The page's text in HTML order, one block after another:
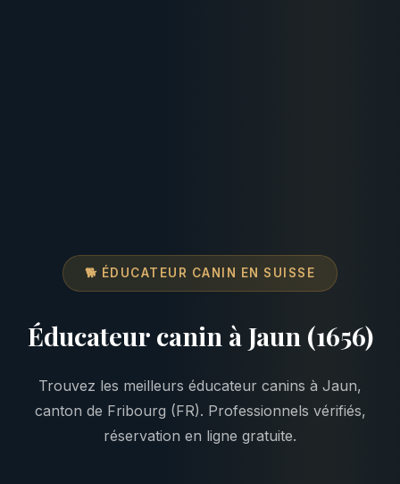
🐕 ÉDUCATEUR CANIN EN SUISSE
Éducateur canin à Jaun (1656)
Trouvez les meilleurs éducateur canins à Jaun,
canton de Fribourg (FR). Professionnels vérifiés,
réservation en ligne gratuite.